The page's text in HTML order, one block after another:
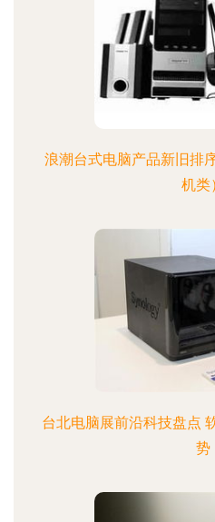
浪潮台式电脑产品新旧排
机类
台北电脑展前沿科技盘点
势